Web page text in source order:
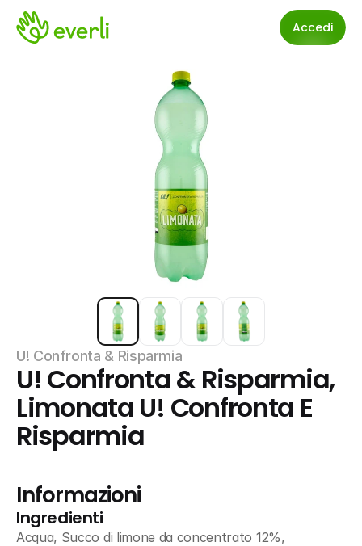
Accedi
U! Confronta & Risparmia
U! Confronta & Risparmia,
Limonata U! Confronta E
Risparmia
Informazioni
Ingredienti
Acqua, Succo di limone da concentrato 12%,